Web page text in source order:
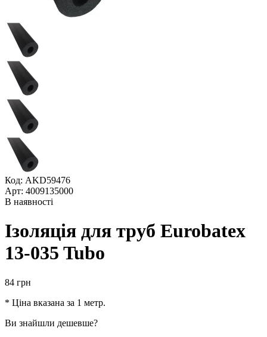
Код: AKD59476
Арт: 4009135000
В наявності
Ізоляція для труб Eurobatex
13-035 Tubo
84 грн
* Ціна вказана за 1 метр.
Ви знайшли дешевше?